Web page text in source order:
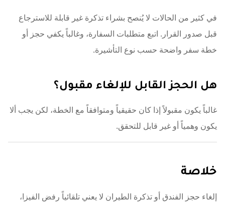
في كثير من الحالات لا يُنصح بشراء تذكرة غير قابلة للاسترجاع
قبل صدور القرار. اتبع متطلبات السفارة، وغالباً يكفي حجز أو
خطة سفر واضحة حسب نوع التأشيرة.
هل الحجز القابل للإلغاء مقبول؟
غالباً يكون مقبولاً إذا كان حقيقياً ومتوافقاً مع الخطة، لكن يجب ألا
يكون وهمياً أو غير قابل للتحقق.
خلاصة
إلغاء حجز الفندق أو تذكرة الطيران لا يعني تلقائياً رفض الفيزا،